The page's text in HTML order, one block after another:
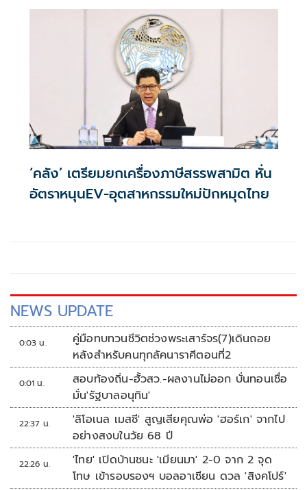
‘คลัง’ เตรียมยกเครื่องภาษีสรรพสามิต หั่น
อัตราหนุนEV-อุตสาหกรรมใหม่ปักหมุดไทย
NEWS UPDATE
0:03 น.
คู่มือทบทวนชีวิตช่วงพระเสาร์จร(7)เดินถอย
หลังสำหรับคนทุกลัคนาราศีตอนที่2
0:01 น.
สอบท้องถิ่น-ฮั้วสว.-ผลงานไม่ออก บั่นทอนเชื่อ
มั่น'รัฐบาลอนุทิน'
22:37 น.
'ลิโอเนล เมสซี' สูญเสียคุณพ่อ 'ฮอร์เก' จากไป
อย่างสงบในวัย 68 ปี
22:26 น.
'ไทย' เปิดบ้านชนะ 'เมียนมา' 2-0 จาก 2 จุด
โทษ เข้ารอบรองฯ บอลอาเซียน ดวล 'สิงคโปร์'